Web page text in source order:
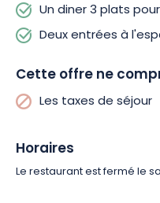
Après une nuitée bien
petit-déjeuner pour 2
ensuite au centre
détente et de
aquatiques,
remise en forme.
boost!
Un diner 3 plats
Deux entrées à
Cette offre ne
Les taxes de séjour
Horaires
Le restaurant est fermé le